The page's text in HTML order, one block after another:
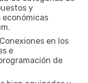
y
económicas
Conexiones en los
e
de